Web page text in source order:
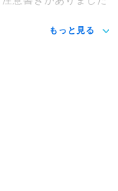
もっと見る